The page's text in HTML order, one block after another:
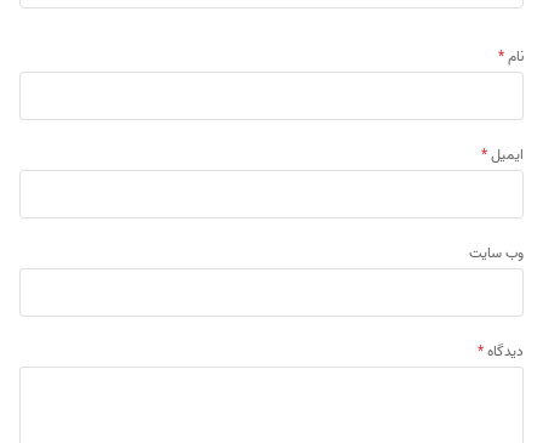
نام*
ایمیل*
وب‌ سایت
دیدگاه*